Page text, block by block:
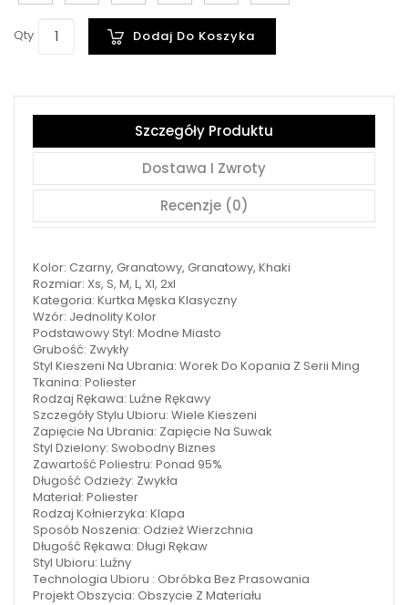
Qty Dodaj Do Koszyka
Szczegóły Produktu
Dostawa I Zwroty
Recenzje (0)
Kolor: Czarny, Granatowy, Granatowy, Khaki
Rozmiar: Xs, S, M, L, Xl, 2xl
Kategoria: Kurtka Męska Klasyczny
Wzór: Jednolity Kolor
Podstawowy Styl: Modne Miasto
Grubość: Zwykły
Styl Kieszeni Na Ubrania: Worek Do Kopania Z Serii Ming
Tkanina: Poliester
Rodzaj Rękawa: Luźne Rękawy
Szczegóły Stylu Ubioru: Wiele Kieszeni
Zapięcie Na Ubrania: Zapięcie Na Suwak
Styl Dzielony: Swobodny Biznes
Zawartość Poliestru: Ponad 95%
Długość Odzieży: Zwykła
Materiał: Poliester
Rodzaj Kołnierzyka: Klapa
Sposób Noszenia: Odzież Wierzchnia
Długość Rękawa: Długi Rękaw
Styl Ubioru: Luźny
Technologia Ubioru : Obróbka Bez Prasowania
Projekt Obszycia: Obszycie Z Materiału